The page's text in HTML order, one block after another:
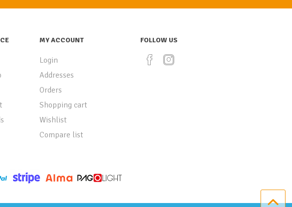
MY ACCOUNT
Login
Addresses
Orders
Shopping cart
Wishlist
Compare list
FOLLOW US